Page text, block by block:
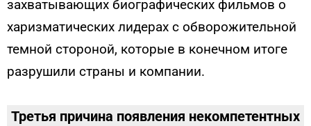
захватывающих биографических фильмов о
харизматических лидерах с обворожительной
темной стороной, которые в конечном итоге
разрушили страны и компании.
Третья причина появления некомпетентных